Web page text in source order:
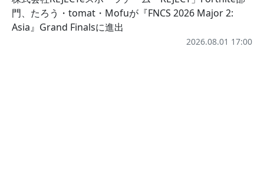
門、たろう・tomat・Mofuが『FNCS 2026 Major 2:
Asia』Grand Finalsに進出
2026.08.01 17:00